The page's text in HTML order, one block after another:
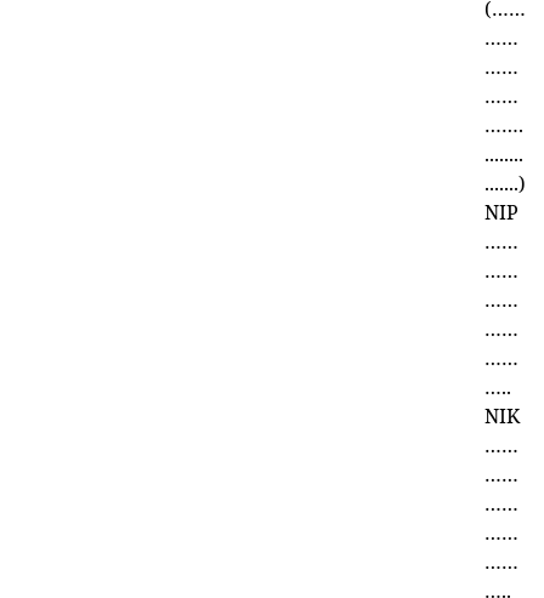
(……
……
……
……
…….
........
.......)
NIP
……
……
……
……
……
…..
NIK
……
……
……
……
……
…..